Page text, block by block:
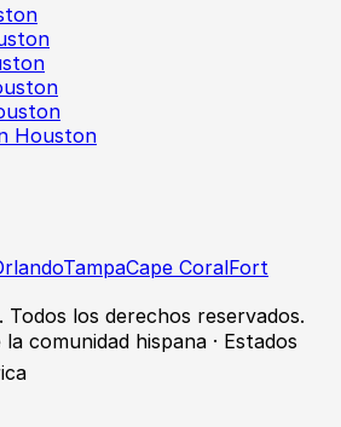
Houston
TampaCape CoralFort
Todos los derechos reservados.
comunidad hispana · Estados